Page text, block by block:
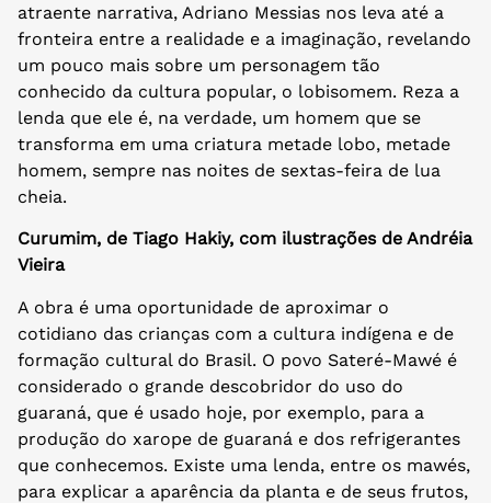
atraente narrativa, Adriano Messias nos leva até a
fronteira entre a realidade e a imaginação, revelando
um pouco mais sobre um personagem tão
conhecido da cultura popular, o lobisomem. Reza a
lenda que ele é, na verdade, um homem que se
transforma em uma criatura metade lobo, metade
homem, sempre nas noites de sextas-feira de lua
cheia.
Curumim, de Tiago Hakiy, com ilustrações de Andréia
Vieira
A obra é uma oportunidade de aproximar o
cotidiano das crianças com a cultura indígena e de
formação cultural do Brasil. O povo Sateré-Mawé é
considerado o grande descobridor do uso do
guaraná, que é usado hoje, por exemplo, para a
produção do xarope de guaraná e dos refrigerantes
que conhecemos. Existe uma lenda, entre os mawés,
para explicar a aparência da planta e de seus frutos,